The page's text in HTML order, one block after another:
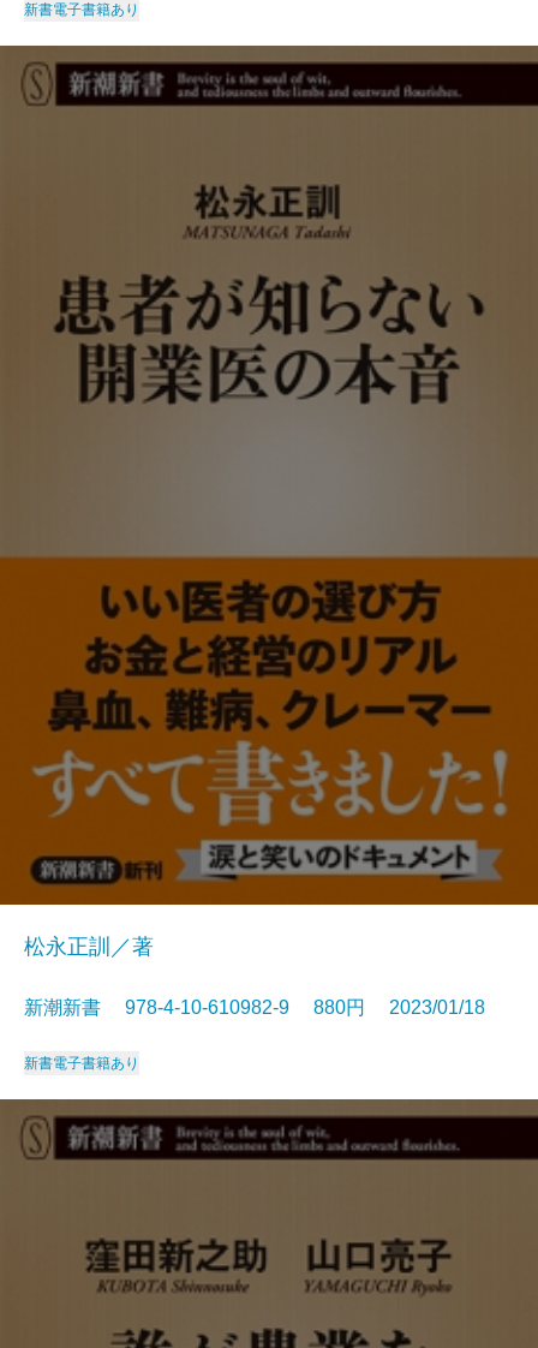
新書電子書籍あり
松永正訓／著
新潮新書 978-4-10-610982-9 880円 2023/01/18
新書電子書籍あり